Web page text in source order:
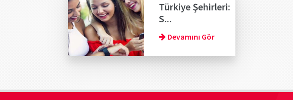
Türkiye Şehirleri:
S...
Devamını Gör